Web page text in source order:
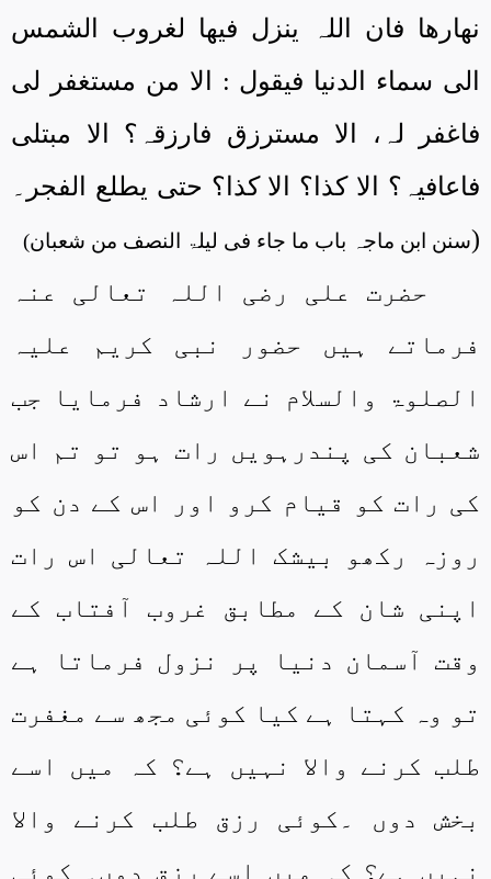
نھارھا فان اللہ ینزل فیھا لغروب الشمس
الی سماء الدنیا فیقول : الا من مستغفر لی
فاغفر لہ، الا مسترزق فارزقہ؟ الا مبتلی
فاعافیہ؟ الا کذا؟ الا کذا؟ حتی یطلع الفجر۔
(سنن ابن ماجہ باب ما جاء فی لیلۃ النصف من شعبان)
حضرت علی رضی اللہ تعالی عنہ
فرماتے ہیں حضور نبی کریم علیہ
الصلوۃ والسلام نے ارشاد فرمایا جب
شعبان کی پندرہویں رات ہو تو تم اس
کی رات کو قیام کرو اور اس کے دن کو
روزہ رکھو بیشک اللہ تعالی اس رات
اپنی شان کے مطابق غروب آفتاب کے
وقت آسمان دنیا پر نزول فرماتا ہے
تو وہ کہتا ہے کیا کوئی مجھ سے مغفرت
طلب کرنے والا نہیں ہے؟ کہ میں اسے
بخش دوں ۔کوئی رزق طلب کرنے والا
نہیں ہے؟ کہ میں اسے رزق دوں۔ کوئی